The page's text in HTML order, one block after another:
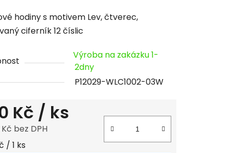
hodiny s motivem Lev, čtverec,
ciferník 12 číslic
Výroba na zakázku 1-
2dny
P12029-WLC1002-03W
Kč / ks
Kč bez DPH
cena:
/ 1 ks